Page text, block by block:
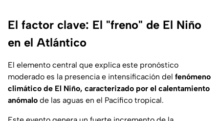
El factor clave: El "freno" de El Niño
en el Atlántico
El elemento central que explica este pronóstico
moderado es la presencia e intensificación del fenómeno
climático de El Niño, caracterizado por el calentamiento
anómalo de las aguas en el Pacífico tropical.